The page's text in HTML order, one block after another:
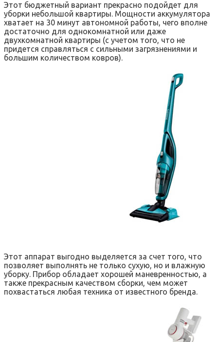
Этот бюджетный вариант прекрасно подойдет для
уборки небольшой квартиры. Мощности аккумулятора
хватает на 30 минут автономной работы, чего вполне
достаточно для однокомнатной или даже
двухкомнатной квартиры (с учетом того, что не
придется справляться с сильными загрязнениями и
большим количеством ковров).
Этот аппарат выгодно выделяется за счет того, что
позволяет выполнять не только сухую, но и влажную
уборку. Прибор обладает хорошей маневренностью, а
также прекрасным качеством сборки, чем может
похвастаться любая техника от известного бренда.